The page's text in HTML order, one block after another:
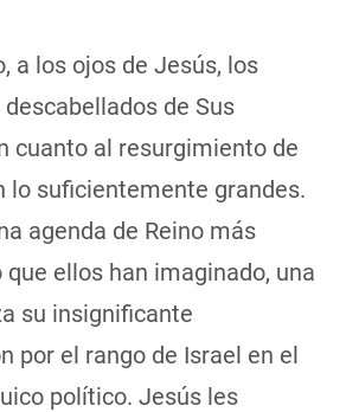
a los ojos de Jesús, los
de Sus
cuanto al resurgimiento de
lo suficientemente grandes.
agenda de Reino más
que ellos han imaginado, una
su insignificante
por el rango de Israel en el
político. Jesús les